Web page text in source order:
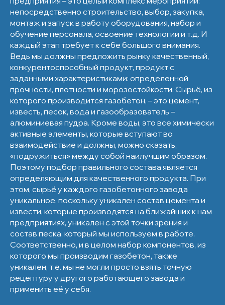
непосредственно строительство, выбор, закупка,
монтаж и запуск в работу оборудования, набор и
обучение персонала, освоение технологии и т.д. И
каждый этап требует к себе большого внимания.
Ведь мы должны предложить рынку качественный,
конкурентоспособный продукт, продукт с
заданными характеристиками: определенной
прочности, плотности и морозостойкости. Сырьё, из
которого производится газобетон, – это цемент,
известь, песок, вода и газообразователь –
алюминиевая пудра. Кроме воды, это все химически
активные элементы, которые вступают во
взаимодействие и должны, можно сказать,
«подружиться» между собой наилучшим образом.
Поэтому подбор правильного состава является
определяющим для качественного продукта. При
этом, сырьё у каждого газобетонного завода
уникальное, поскольку уникален состав цемента и
извести, которые производятся на ближайших к нам
предприятиях, уникален с этой точки зрения и
состав песка, который мы используем в работе.
Соответственно, и в целом набор компонентов, из
которого мы производим газобетон, также
уникален, т.е. мы не могли просто взять точную
рецептуру у другого работающего завода и
применить её у себя.